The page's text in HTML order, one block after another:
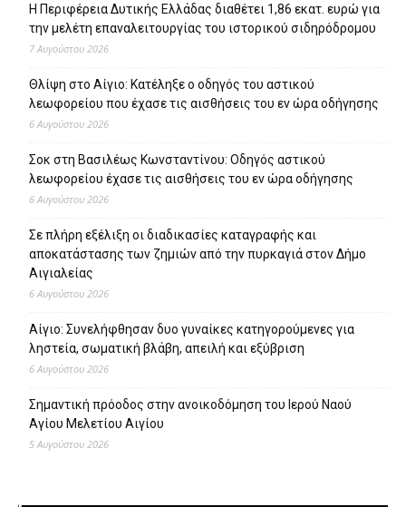
Η Περιφέρεια Δυτικής Ελλάδας διαθέτει 1,86 εκατ. ευρώ για
την μελέτη επαναλειτουργίας του ιστορικού σιδηρόδρομου
7 Αυγούστου 2026
Θλίψη στο Αίγιο: Κατέληξε ο οδηγός του αστικού
λεωφορείου που έχασε τις αισθήσεις του εν ώρα οδήγησης
6 Αυγούστου 2026
Σοκ στη Βασιλέως Κωνσταντίνου: Οδηγός αστικού
λεωφορείου έχασε τις αισθήσεις του εν ώρα οδήγησης
6 Αυγούστου 2026
Σε πλήρη εξέλιξη οι διαδικασίες καταγραφής και
αποκατάστασης των ζημιών από την πυρκαγιά στον Δήμο
Αιγιαλείας
6 Αυγούστου 2026
Αίγιο: Συνελήφθησαν δυο γυναίκες κατηγορούμενες για
ληστεία, σωματική βλάβη, απειλή και εξύβριση
6 Αυγούστου 2026
Σημαντική πρόοδος στην ανοικοδόμηση του Ιερού Ναού
Αγίου Μελετίου Αιγίου
5 Αυγούστου 2026